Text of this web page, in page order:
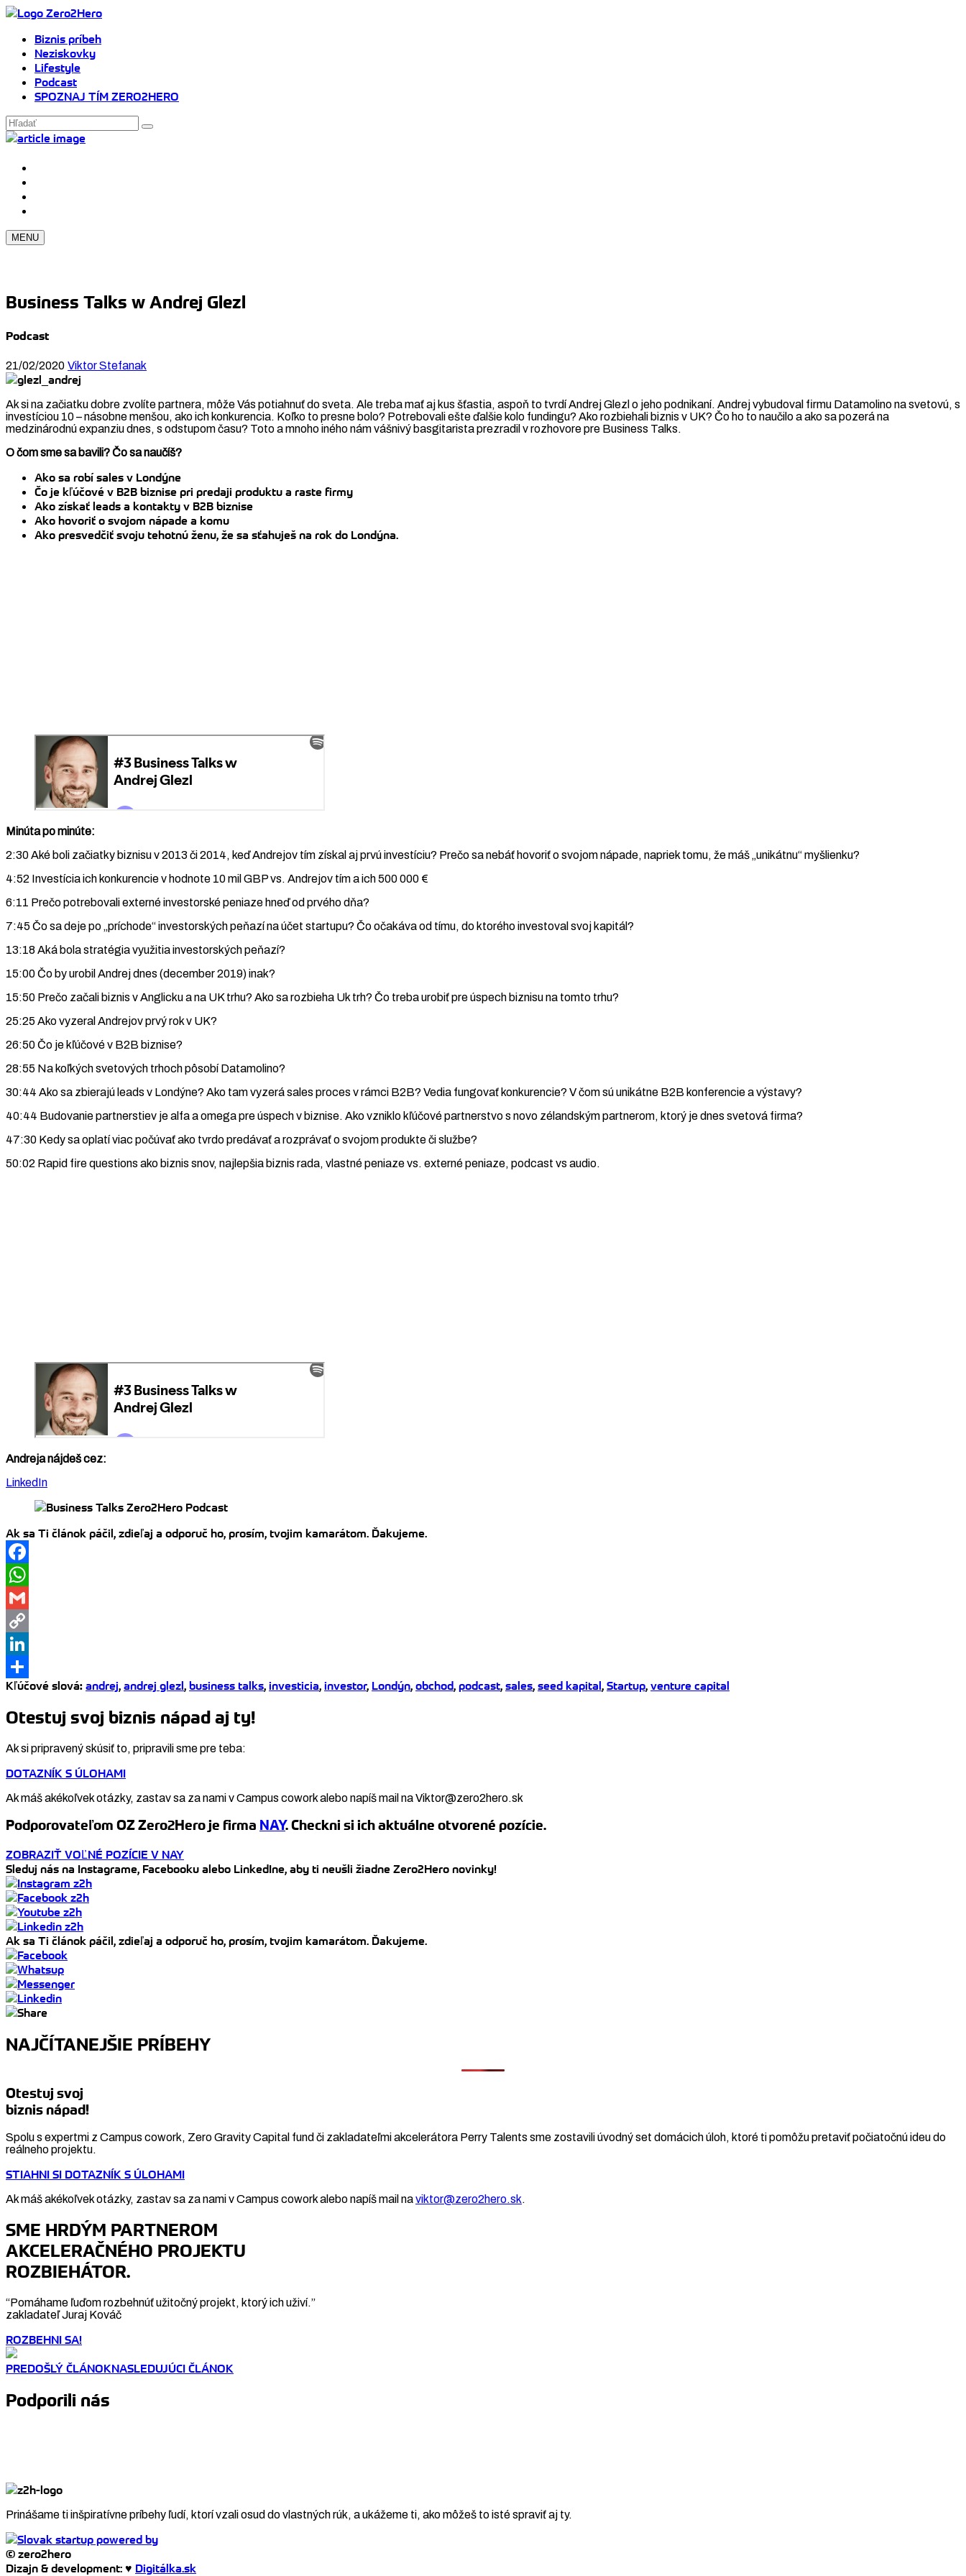
Biznis príbeh
Neziskovky
Lifestyle
Podcast
SPOZNAJ TÍM ZERO2HERO
MENU
Business Talks w Andrej Glezl
Podcast
21/02/2020 Viktor Stefanak
Ak si na začiatku dobre zvolíte partnera, môže Vás potiahnuť do sveta. Ale treba mať aj kus šťastia, aspoň to tvrdí Andrej Glezl o jeho podnikaní. Andrej vybudoval firmu Datamolino na svetovú, s
investíciou 10 – násobne menšou, ako ich konkurencia. Koľko to presne bolo? Potrebovali ešte ďalšie kolo fundingu? Ako rozbiehali biznis v UK? Čo ho to naučilo a ako sa pozerá na
medzinárodnú expanziu dnes, s odstupom času? Toto a mnoho iného nám vášnivý basgitarista prezradil v rozhovore pre Business Talks.
O čom sme sa bavili? Čo sa naučíš?
Ako sa robí sales v Londýne
Čo je kľúčové v B2B biznise pri predaji produktu a raste firmy
Ako získať leads a kontakty v B2B biznise
Ako hovoriť o svojom nápade a komu
Ako presvedčiť svoju tehotnú ženu, že sa sťahuješ na rok do Londýna.
Minúta po minúte:
2:30 Aké boli začiatky biznisu v 2013 či 2014, keď Andrejov tím získal aj prvú investíciu? Prečo sa nebáť hovoriť o svojom nápade, napriek tomu, že máš „unikátnu“ myšlienku?
4:52 Investícia ich konkurencie v hodnote 10 mil GBP vs. Andrejov tím a ich 500 000 €
6:11 Prečo potrebovali externé investorské peniaze hneď od prvého dňa?
7:45 Čo sa deje po „príchode“ investorských peňazí na účet startupu? Čo očakáva od tímu, do ktorého investoval svoj kapitál?
13:18 Aká bola stratégia využitia investorských peňazí?
15:00 Čo by urobil Andrej dnes (december 2019) inak?
15:50 Prečo začali biznis v Anglicku a na UK trhu? Ako sa rozbieha Uk trh? Čo treba urobiť pre úspech biznisu na tomto trhu?
25:25 Ako vyzeral Andrejov prvý rok v UK?
26:50 Čo je kľúčové v B2B biznise?
28:55 Na koľkých svetových trhoch pôsobí Datamolino?
30:44 Ako sa zbierajú leads v Londýne? Ako tam vyzerá sales proces v rámci B2B? Vedia fungovať konkurencie? V čom sú unikátne B2B konferencie a výstavy?
40:44 Budovanie partnerstiev je alfa a omega pre úspech v biznise. Ako vzniklo kľúčové partnerstvo s novo zélandským partnerom, ktorý je dnes svetová firma?
47:30 Kedy sa oplatí viac počúvať ako tvrdo predávať a rozprávať o svojom produkte či službe?
50:02 Rapid fire questions ako biznis snov, najlepšia biznis rada, vlastné peniaze vs. externé peniaze, podcast vs audio.
Andreja nájdeš cez:
LinkedIn
Ak sa Ti článok páčil, zdieľaj a odporuč ho, prosím, tvojim kamarátom. Ďakujeme.
Facebook
WhatsApp
Gmail
Copy
Link
LinkedIn
Share
Kľúčové slová: andrej, andrej glezl, business talks, investicia, investor, Londýn, obchod, podcast, sales, seed kapital, Startup, venture capital
Otestuj svoj biznis nápad aj ty!
Ak si pripravený skúsiť to, pripravili sme pre teba:
DOTAZNÍK S ÚLOHAMI
Ak máš akékoľvek otázky, zastav sa za nami v Campus cowork alebo napíš mail na Viktor@zero2hero.sk
Podporovateľom OZ Zero2Hero je firma NAY. Checkni si ich aktuálne otvorené pozície.
ZOBRAZIŤ VOĽNÉ POZÍCIE V NAY
Sleduj nás na Instagrame, Facebooku alebo LinkedIne, aby ti neušli žiadne Zero2Hero novinky!
Ak sa Ti článok páčil, zdieľaj a odporuč ho, prosím, tvojim kamarátom. Ďakujeme.
NAJČÍTANEJŠIE PRÍBEHY
Otestuj svoj
biznis nápad!
Spolu s expertmi z Campus cowork, Zero Gravity Capital fund či zakladateľmi akcelerátora Perry Talents sme zostavili úvodný set domácich úloh, ktoré ti pomôžu pretaviť počiatočnú ideu do
reálneho projektu.
STIAHNI SI DOTAZNÍK S ÚLOHAMI
Ak máš akékoľvek otázky, zastav sa za nami v Campus cowork alebo napíš mail naviktor@zero2hero.sk.
SME HRDÝM PARTNEROM
AKCELERAČNÉHO PROJEKTU
ROZBIEHÁTOR.
“Pomáhame ľuďom rozbehnúť užitočný projekt, ktorý ich uživí.”
zakladateľ Juraj Kováč
ROZBEHNI SA!
PREDOŠLÝ ČLÁNOKNASLEDUJÚCI ČLÁNOK
Podporili nás
Prinášame ti inšpiratívne príbehy ľudí, ktorí vzali osud do vlastných rúk, a ukážeme ti, ako môžeš to isté spraviť aj ty.
© zero2hero
Dizajn & development: ♥ Digitálka.sk